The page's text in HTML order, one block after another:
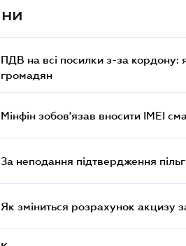
ПДВ на всі посилки з-за кордону:
громадян
Мінфін зобов'язав вносити IMEI
За неподання підтвердження
Як зміниться розрахунок акцизу